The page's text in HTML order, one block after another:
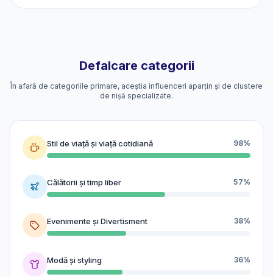
Defalcare categorii
În afară de categoriile primare, aceștia influenceri aparțin și de clustere
de nișă specializate.
Stil de viață și viață cotidiană 98%
Călătorii și timp liber 57%
Evenimente și Divertisment 38%
Modă și styling 36%